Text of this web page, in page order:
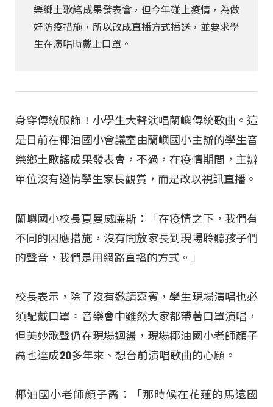
樂鄉土歌謠成果發表會，但今年碰上疫情，為做
好防疫措施，所以改成直播方式播送，並要求學
生在演唱時戴上口罩。
身穿傳統服飾！小學生大聲演唱蘭嶼傳統歌曲。這
是日前在椰油國小會議室由蘭嶼國小主辦的學生音
樂鄉土歌謠成果發表會，不過，在疫情期間，主辦
單位沒有邀情學生家長觀賞，而是改以視訊直播。
蘭嶼國小校長夏曼威廉斯：「在疫情之下，我們有
不同的因應措施，沒有開放家長到現場聆聽孩子們
的聲音，我們是用網路直播的方式。」
校長表示，除了沒有邀請嘉賓，學生現場演唱也必
須配戴口罩。音樂會中雖然大家都帶著口罩演唱，
但美妙歌聲仍在現場迴盪，現場椰油國小老師顏子
矞也達成20多年來、想台前演唱歌曲的心願。
椰油國小老師顏子矞：「那時候在花蓮的馬遠國